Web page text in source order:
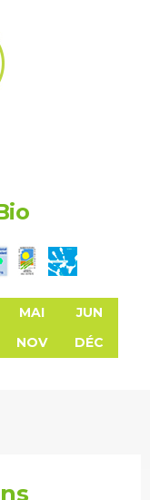
MAI
JUN
NOV DÉC